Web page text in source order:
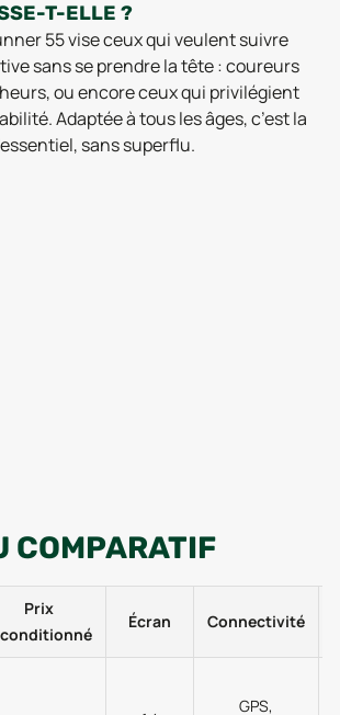
T-ELLE ?
55 vise ceux qui veulent suivre
sans se prendre la tête : coureurs
ou encore ceux qui privilégient
Adaptée à tous les âges, c’est la
sans superflu.
COMPARATIF
Prix
Écran Connectivité
GPS,